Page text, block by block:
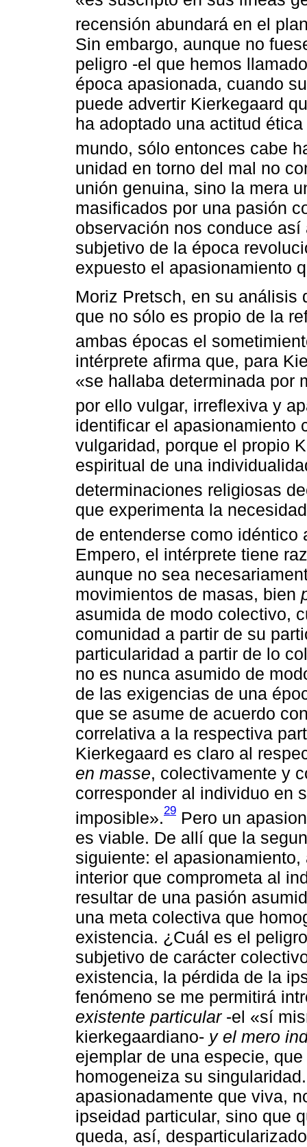
recensión abundará en el
Sin embargo, aunque no
peligro -el que hemos
época apasionada, cuando
puede advertir Kierkegaard
ha adoptado una actitud
mundo, sólo entonces cabe
unidad en torno del mal no
unión genuina, sino la mera
masificados por una pasión
observación nos conduce
subjetivo de la época
expuesto el apasionamiento
Moriz Pretsch, en su análisis
que no sólo es propio de la
ambas épocas el
intérprete afirma que, para
«se hallaba determinada por
por ello vulgar, irreflexiva y
identificar el apasionamiento
vulgaridad, porque el propio
espiritual de una
determinaciones religiosas
que experimenta la
de entenderse como
Empero, el intérprete tiene
aunque no sea
movimientos de masas, bien
asumida de modo colectivo,
comunidad a partir de su
particularidad a partir de lo
no es nunca asumido de
de las exigencias de una
que se asume de acuerdo
correlativa a la respectiva
Kierkegaard es claro al
en masse, colectivamente y
corresponder al individuo en
imposible».29 Pero un
es viable. De allí que la
siguiente: el
interior que comprometa al
resultar de una pasión
una meta colectiva que
existencia. ¿Cuál es el
subjetivo de carácter
existencia, la pérdida de la
fenómeno se me permitirá
existente particular-el «sí
kierkegaardiano- y el mero
ejemplar de una especie,
homogeneiza su
apasionadamente que viva,
ipseidad particular, sino que
queda, así,